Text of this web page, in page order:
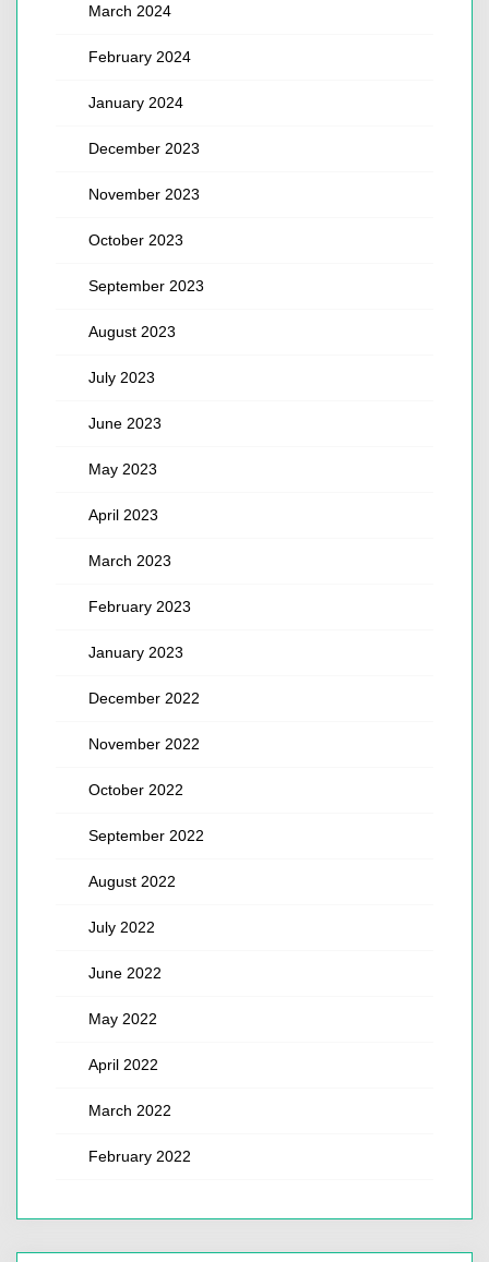
March 2024
February 2024
January 2024
December 2023
November 2023
October 2023
September 2023
August 2023
July 2023
June 2023
May 2023
April 2023
March 2023
February 2023
January 2023
December 2022
November 2022
October 2022
September 2022
August 2022
July 2022
June 2022
May 2022
April 2022
March 2022
February 2022